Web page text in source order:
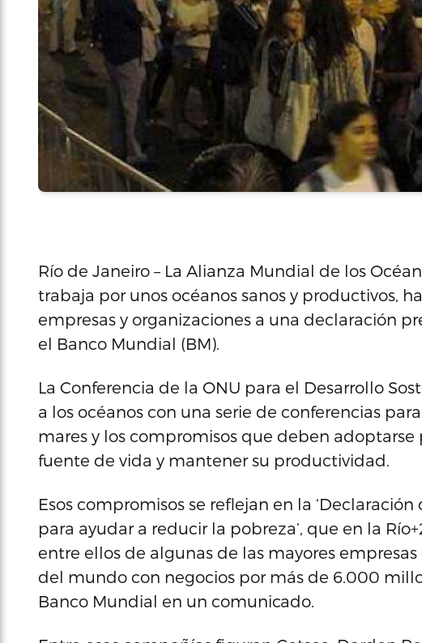
Río de Janeiro – La Alianza Mundial de los
trabaja por unos océanos sanos y productivos,
empresas y organizaciones a una declaración
el Banco Mundial (BM).
La Conferencia de la ONU para el Desarrollo
a los océanos con una serie de conferencias
mares y los compromisos que deben
fuente de vida y mantener su productividad.
Esos compromisos se reflejan en la
para ayudar a reducir la pobreza’, que en la
entre ellos de algunas de las mayores
del mundo con negocios por más de 6.000
Banco Mundial en un comunicado.